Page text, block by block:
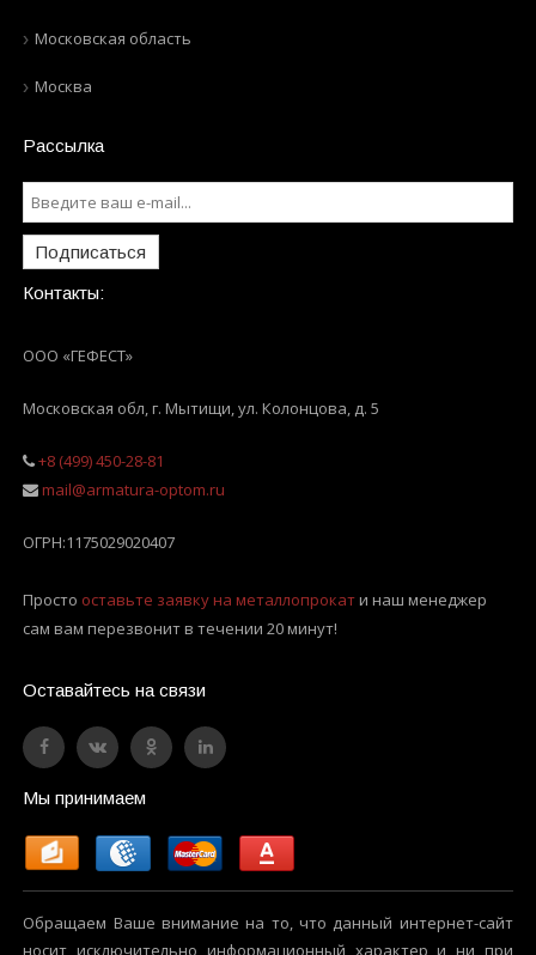
Московская область
Москва
Рассылка
Подписаться
Контакты:
ООО «ГЕФЕСТ»
Московская обл, г. Мытищи,ул. Колонцова, д. 5
+8 (499) 450-28-81
mail@armatura-optom.ru
ОГРН:1175029020407
Просто оставьте заявку на металлопрокати наш менеджер
сам вам перезвонит в течении 20 минут!
Оставайтесь на связи
Мы принимаем
Обращаем Ваше внимание на то, что данный интернет-сайт
носит исключительно информационный характер и ни при